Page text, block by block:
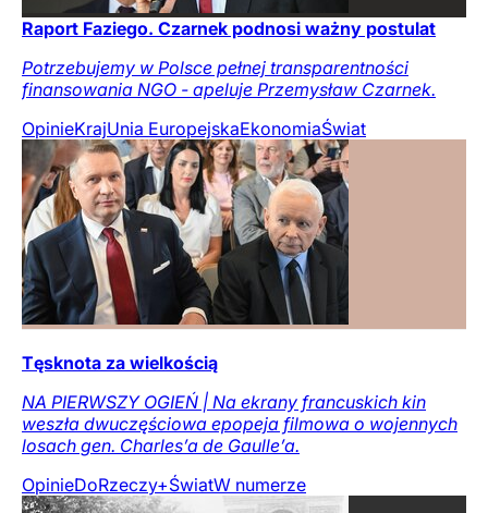
Raport Faziego. Czarnek podnosi ważny postulat
Potrzebujemy w Polsce pełnej transparentności
finansowania NGO - apeluje Przemysław Czarnek.
OpinieKrajUnia EuropejskaEkonomiaŚwiat
Tęsknota za wielkością
NA PIERWSZY OGIEŃ | Na ekrany francuskich kin
weszła dwuczęściowa epopeja filmowa o wojennych
losach gen. Charles’a de Gaulle’a.
OpinieDoRzeczy+ŚwiatW numerze